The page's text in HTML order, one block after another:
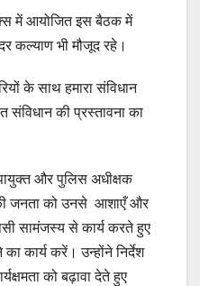
में आयोजित इस बैठक में
कल्याण भी मौजूद रहे।
के साथ हमारा संविधान
संविधान की प्रस्तावना का
और पुलिस अधीक्षक
जनता को उनसे आशाएँ और
सामंजस्य से कार्य करते हुए
कार्य करें। उन्होंने निर्देश
को बढ़ावा देते हुए